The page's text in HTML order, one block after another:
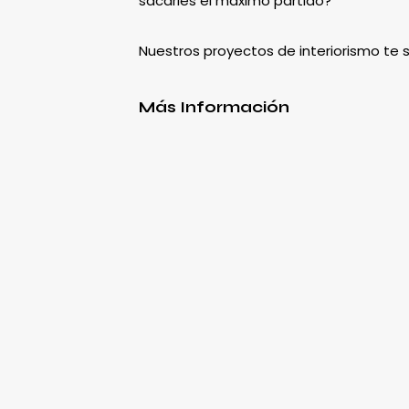
Nuestros proyectos de interiorismo te
Más Información